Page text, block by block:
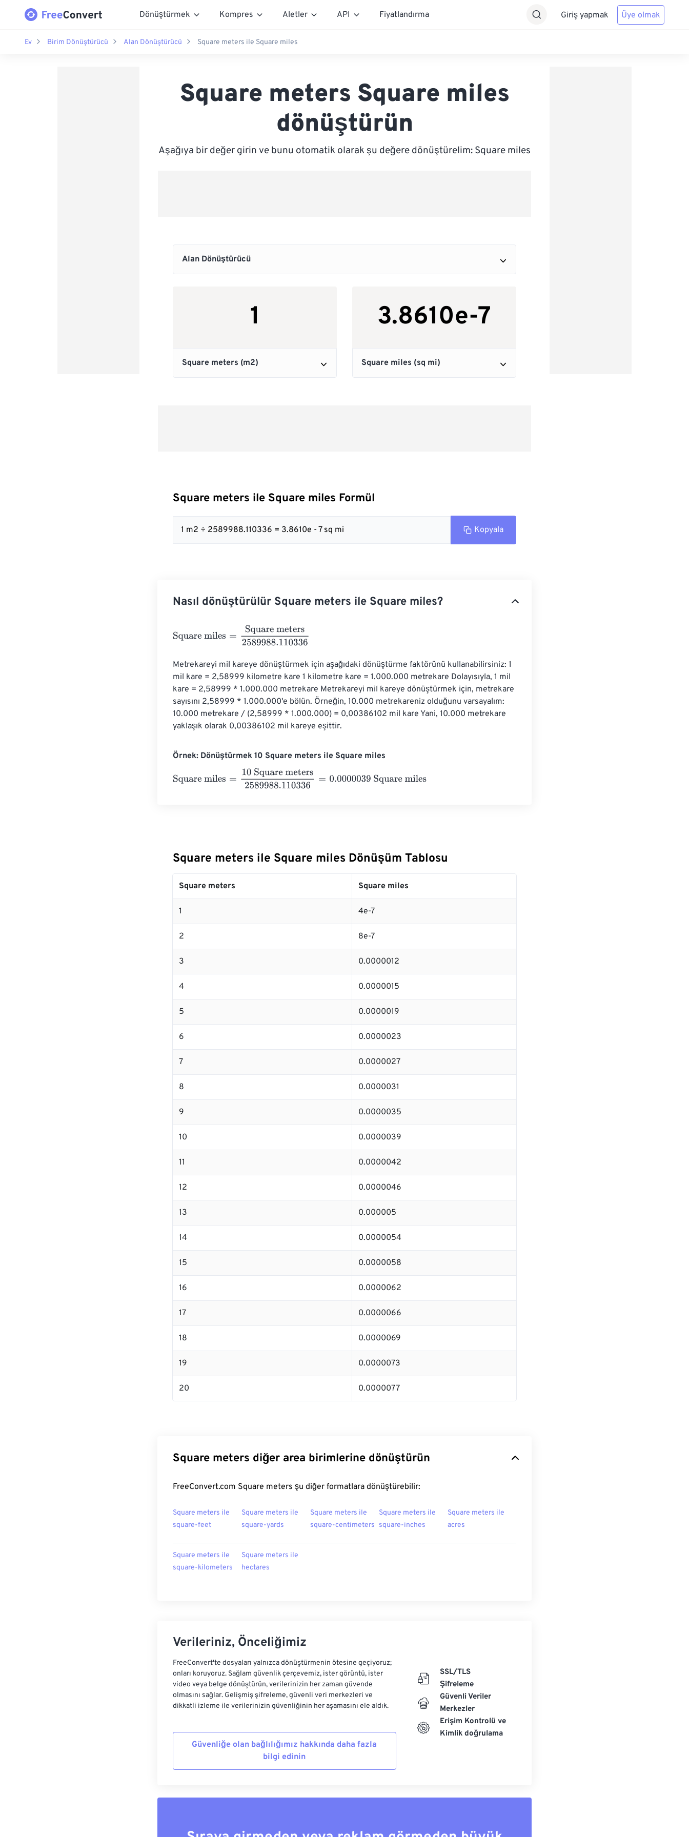
Dönüştürmek Kompres Aletler API Fiyatlandırma Giriş yapmak Üye olmak
Ev Birim Dönüştürücü Alan Dönüştürücü Square meters ile Square miles
Square meters Square miles
dönüştürün
Aşağıya bir değer girin ve bunu otomatik olarak şu değere dönüştürelim: Square miles
Square meters ile Square miles Formül
1 m2 ÷ 2589988.110336 = 3.8610e - 7 sq mi Kopyala
Nasıl dönüştürülür Square meters ile Square miles?
Square miles Square meters2589988.110336
Metrekareyi mil kareye dönüştürmek için aşağıdaki dönüştürme faktörünü kullanabilirsiniz: 1
mil kare = 2,58999 kilometre kare 1 kilometre kare = 1.000.000 metrekare Dolayısıyla, 1 mil
kare = 2,58999 * 1.000.000 metrekare Metrekareyi mil kareye dönüştürmek için, metrekare
sayısını 2,58999 * 1.000.000'e bölün. Örneğin, 10.000 metrekareniz olduğunu varsayalım:
10.000 metrekare / (2,58999 * 1.000.000) = 0,00386102 mil kare Yani, 10.000 metrekare
yaklaşık olarak 0,00386102 mil kareye eşittir.
Örnek: Dönüştürmek 10 Square meters ile Square miles
Square miles
10 Square meters2589988.110336 =0.0000039 Square miles
Square meters ile Square miles Dönüşüm Tablosu
Square meters Square miles
1 4e-7
2 8e-7
3 0.0000012
4 0.0000015
5 0.0000019
6 0.0000023
7 0.0000027
8 0.0000031
9 0.0000035
10 0.0000039
11 0.0000042
12 0.0000046
13 0.000005
14 0.0000054
15 0.0000058
16 0.0000062
17 0.0000066
18 0.0000069
19 0.0000073
20 0.0000077
Square meters diğer area birimlerine dönüştürün
FreeConvert.com Square meters şu diğer formatlara dönüştürebilir:
Square meters ile
square-feet
Square meters ile
square-yards
Square meters ile
square-centimeters
Square meters ile
square-inches
Square meters ile
acres
Square meters ile
square-kilometers
Square meters ile
hectares
Verileriniz, Önceliğimiz
FreeConvert'te dosyaları yalnızca dönüştürmenin ötesine geçiyoruz;
onları koruyoruz. Sağlam güvenlik çerçevemiz, ister görüntü, ister
video veya belge dönüştürün, verilerinizin her zaman güvende
olmasını sağlar. Gelişmiş şifreleme, güvenli veri merkezleri ve
dikkatli izleme ile verilerinizin güvenliğinin her aşamasını ele aldık.
Güvenliğe olan bağlılığımız hakkında daha fazla
bilgi edinin
SSL/TLS
Şifreleme
Güvenli Veriler
Merkezler
Erişim Kontrolü ve
Kimlik doğrulama